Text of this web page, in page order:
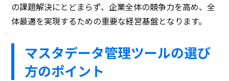
の課題解決にとどまらず、企業全体の競争力を高め、全
体最適を実現するための重要な経営基盤となります。
マスタデータ管理ツールの選び
方のポイント